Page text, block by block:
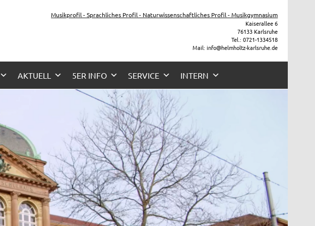
Karlsruhe
Musikprofil - Sprachliches Profil - Naturwissenschaftliches Profil - Musikgymnasium
Kaiserallee 6
76133 Karlsruhe
Tel.: 0721-1334518
Mail: info@helmholtz-karlsruhe.de
AKTUELL 5ER INFO SERVICE INTERN